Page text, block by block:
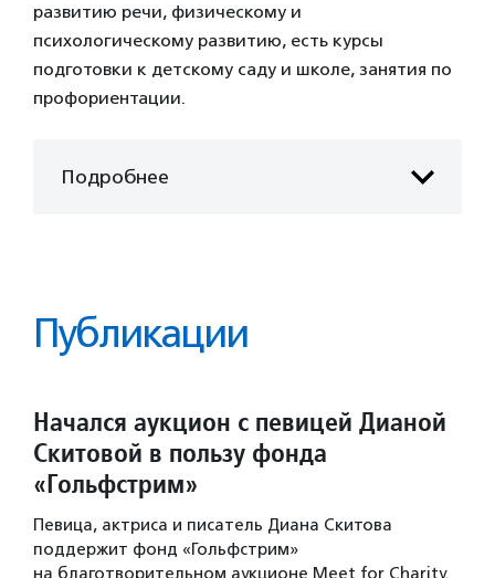
развитию речи, физическому и
психологическому развитию, есть курсы
подготовки к детскому саду и школе, занятия по
профориентации.
Подробнее
Публикации
Начался аукцион с певицей Дианой
Скитовой в пользу фонда
«Гольфстрим»
Певица, актриса и писатель Диана Скитова
поддержит фонд «Гольфстрим»
на благотворительном аукционе Meet for Charity.